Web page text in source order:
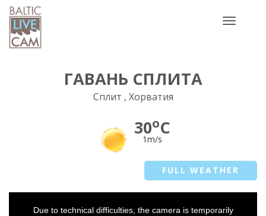
Toggle
ГАВАНЬ СПЛИТА
Сплит , Хорватия
30oC
1m/s
FULL WEATHER
Due to technical difficulties, the camera is temporarily